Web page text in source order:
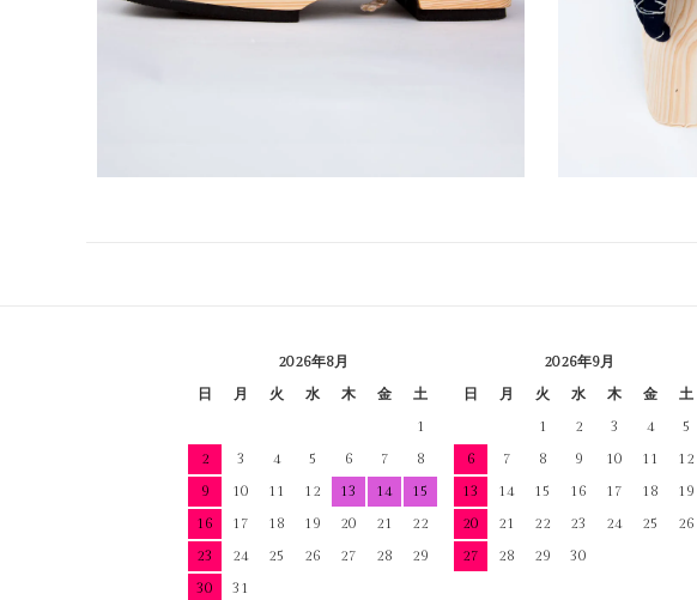
2026年8月
日
月 火 水 木 金
土
1
2
3 4 5 6 7
8
9
10 11 12 13 14
15
16
17 18 19 20 21
22
23
24 25 26 27 28
29
30
31
2026年9月
日
月 火 水 木 金
土
1
2 3 4
5
6
7 8 9 10 11
12
13
14 15 16 17 18
19
20
21 22 23 24 25
26
27
28 29 30